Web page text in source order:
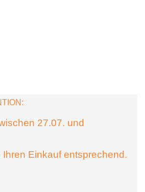
27.07. und
Ihren Einkauf entsprechend.